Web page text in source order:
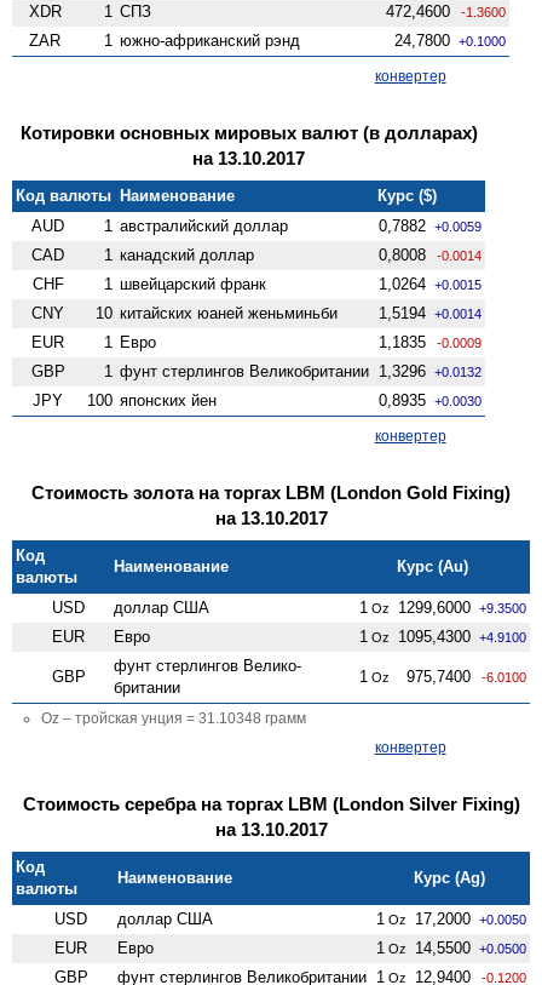
XDR 1 СПЗ 472,4600 -1.3600
ZAR 1 южно-африканский рэнд 24,7800 +0.1000
конвертер
Котировки основных мировых валют (в долларах)
на 13.10.2017
Код валюты Наименование
Курс ($)
AUD
1 австралийский доллар 0,7882 +0.0059
CAD 1 канадский доллар 0,8008 -0.0014
CHF 1 швейцарский франк 1,0264 +0.0015
CNY 10 китайских юаней женьминьби 1,5194 +0.0014
EUR 1 Евро 1,1835 -0.0009
GBP 1 фунт стерлингов Велико­британии 1,3296 +0.0132
JPY 100 японских йен 0,8935 +0.0030
конвертер
Стоимость золота на торгах LBM (London Gold Fixing)
на 13.10.2017
Код
валюты
Наименование Курс (Au)
USD доллар США 1 Oz 1299,6000 +9.3500
EUR Евро 1 Oz 1095,4300 +4.9100
GBP
фунт стерлингов Велико­
британии
1 Oz 975,7400 -6.0100
Oz – тройская унция = 31.10348 грамм
конвертер
Стоимость серебра на торгах LBM (London Silver Fixing)
на 13.10.2017
Код
валюты
Наименование Курс (Ag)
USD доллар США 1 Oz 17,2000 +0.0050
EUR Евро 1 Oz 14,5500 +0.0500
GBP фунт стерлингов Велико­британии 1 Oz 12,9400 -0.1200